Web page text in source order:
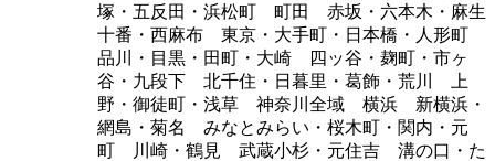
塚・五反田・浜松町 町田 赤坂・六本木・麻生
十番・西麻布 東京・大手町・日本橋・人形町
品川・目黒・田町・大崎 四ッ谷・麹町・市ヶ
谷・九段下 北千住・日暮里・葛飾・荒川 上
野・御徒町・浅草 神奈川全域 横浜 新横浜・
網島・菊名 みなとみらい・桜木町・関内・元
町 川崎・鶴見 武蔵小杉・元住吉 溝の口・た